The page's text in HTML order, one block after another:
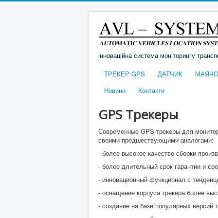
інноваційна система моніторингу
ТРЕКЕР GPS
ДАТЧИК
Новини
Контакти
GPS Трекеры
Современные GPS-трекеры для
своими предшествующими аналогами:
- более высокое качество сборки
- более длительный срок гарантии и
- инновационный функционал с
- оснащение корпуса трекера более
- создание на базе популярных